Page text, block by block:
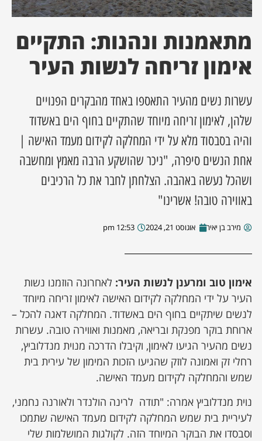
מקומית
מתאמנות ונהנות: התקיים
אימון זריחה לנשות העיר
עשרות נשים מהעיר התאספו באחד מהבקרים הפנויים
שלהן, לאימון זריחה מיוחד שהתקיים בחוף הים באשדוד
והיה בסבסוד מלא על ידי המחלקה לקידום מעמד האישה |
אחת הנשים סיפרה, "ניכר שהושקע הרבה מאמץ ומחשבה
ושהכל נעשה באהבה. הצלחתן לחבר את כל הרכיבים
באווירה טובה! אשרינו"
מירב בן יאיר אוגוסט 21, 2024 12:53 pm
אימון טוב ומרענן לנשות העיר: לאחרונה הוזמנו נשות
העיר על ידי המחלקה לקידום האישה לאימון זריחה מיוחד
לנשים שיתקיים בחוף הים באשדוד. המחלקה דאגה להכל –
ארוחת בוקר מפנקת ובריאה, מאמנות ואווירה טובה. עשרות
נשים מהעיר הגיעו לאימון, וקיבלו הדרכה מנוית מנדלוביץ,
רחלי זק ואמונה לוזק שהגיעו הזכות המימון של עירית בית
שמש והמחלקה לקידום מעמד האישה.
נוית מנדלוביץ אמרה: "תודה לרינה הולנדר ולאורנה נחמני,
לעיריית בית שמש המחלקה לקידום מעמד האישה שתמכו
וסבסדו את הבוקר המיוחד הזה. לקולגות המושלמות שלי